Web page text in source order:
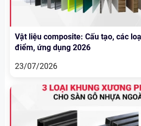
Vật liệu composite: Cấu tạo, các
điểm, ứng dụng 2026
23/07/2026